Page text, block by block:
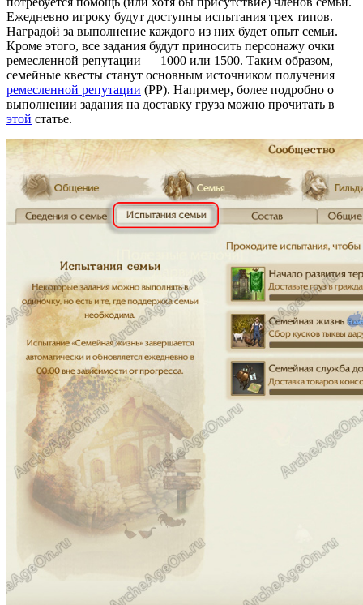
Ежедневно игроку будут доступны испытания трех типов.
Наградой за выполнение каждого из них будет опыт семьи.
Кроме этого, все задания будут приносить персонажу очки
ремесленной репутации — 1000 или 1500. Таким образом,
семейные квесты станут основным источником получения
ремесленной репутации (РР). Например, более подробно о
выполнении задания на доставку груза можно прочитать в
этой статье.